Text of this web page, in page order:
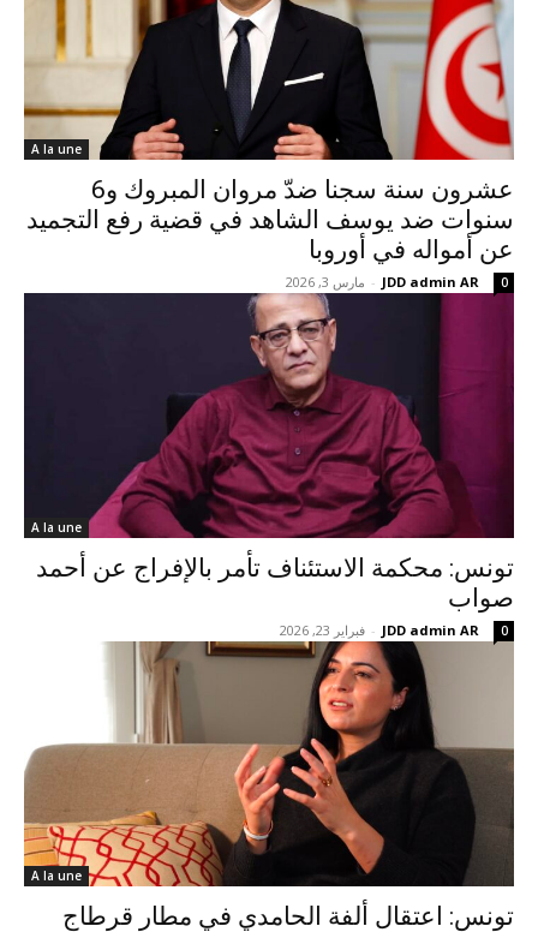
A la une
عشرون سنة سجنا ضدّ مروان المبروك و6
سنوات ضد يوسف الشاهد في قضية رفع التجميد
عن أمواله في أوروبا
JDD admin AR
- مارس 3, 2026 0
A la une
تونس: محكمة الاستئناف تأمر بالإفراج عن أحمد
صواب
JDD admin AR
- فبراير 23, 2026 0
A la une
تونس: اعتقال ألفة الحامدي في مطار قرطاج